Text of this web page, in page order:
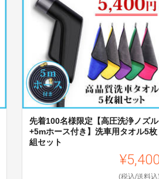
先着100名様限定【高圧洗浄ノズル
+5mホース付き】洗車用タオル5枚
組セット
¥5,400
(税込/送料込